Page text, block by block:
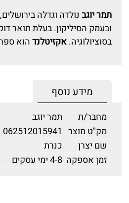
תמר יוגב נולדה וגדלה
ובעמק הסיליקון. בעלת תואר
בסוציולוגיה.אקזיטלנדהוא
מידע נוסף
מחבר/ת
תמר יוגב
מק"ט מוצר 062512015941
שם יצרן
כנרת
זמן אספקה 4-8 ימי עסקים